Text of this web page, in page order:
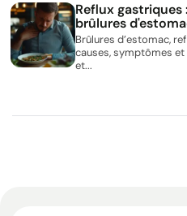
Reflux
brûlures
Brûlures d’estomac,
causes, symptômes
et...